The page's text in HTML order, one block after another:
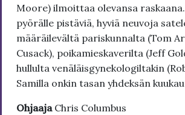
Moore) ilmoittaa olevansa
pyörälle pistäviä, hyviä neuvoja
määräilevältä pariskunnalta (Tom
Cusack), poikamieskaverilta (Jeff
hullulta venäläisgynekologiltakin
Samilla onkin tasan yhdeksän
OhjaajaChris Columbus